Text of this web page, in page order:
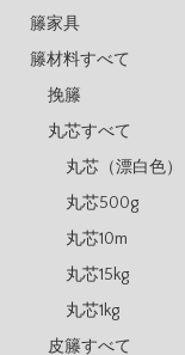
籐家具
籐材料すべて
挽籐
丸芯すべて
丸芯（漂白色）
丸芯500g
丸芯10m
丸芯15kg
丸芯1kg
皮籐すべて